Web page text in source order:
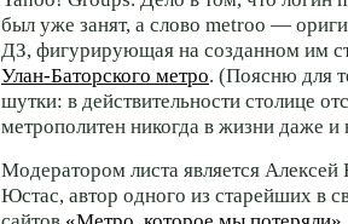
был уже занят, а слово metroo —
ДЗ, фигурирующая на созданном им
Улан-Баторского метро. (Поясню для
шутки: в действительности столице
метрополитен никогда в жизни даже и
Модератором листа является
Юстас, автор одного из старейших в